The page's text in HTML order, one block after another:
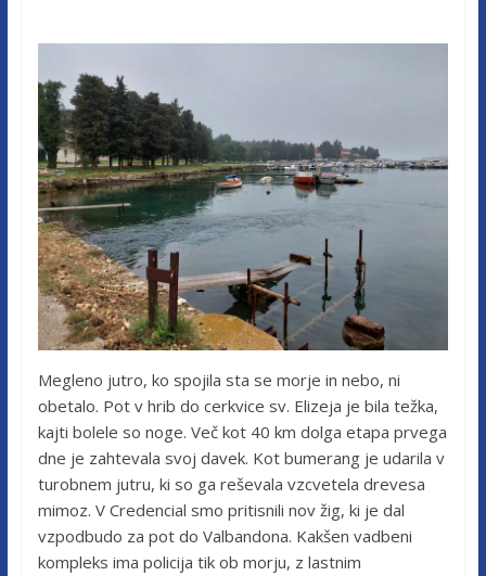
Megleno jutro, ko spojila sta se morje in nebo, ni
obetalo. Pot v hrib do cerkvice sv. Elizeja je bila težka,
kajti bolele so noge. Več kot 40 km dolga etapa prvega
dne je zahtevala svoj davek. Kot bumerang je udarila v
turobnem jutru, ki so ga reševala vzcvetela drevesa
mimoz. V Credencial smo pritisnili nov žig, ki je dal
vzpodbudo za pot do Valbandona. Kakšen vadbeni
kompleks ima policija tik ob morju, z lastnim